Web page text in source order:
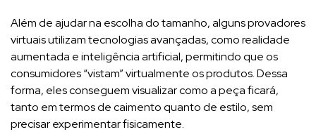
Além de ajudar na escolha do tamanho, alguns provadores
virtuais utilizam tecnologias avançadas, como realidade
aumentada e inteligência artificial, permitindo que os
consumidores “vistam” virtualmente os produtos. Dessa
forma, eles conseguem visualizar como a peça ficará,
tanto em termos de caimento quanto de estilo, sem
precisar experimentar fisicamente.